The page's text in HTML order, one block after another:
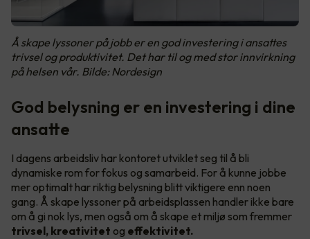
Å skape lyssoner på jobb er en god investering i ansattes
trivsel og produktivitet. Det har til og med stor innvirkning
på helsen vår. Bilde: Nordesign
God belysning er en investering i dine
ansatte
I dagens arbeidsliv har kontoret utviklet seg til å bli
dynamiske rom for fokus og samarbeid. For å kunne jobbe
mer optimalt har riktig belysning blitt viktigere enn noen
gang. Å skape lyssoner på arbeidsplassen handler ikke bare
om å gi nok lys, men også om å skape et miljø som fremmer
trivsel, kreativitet og effektivitet.